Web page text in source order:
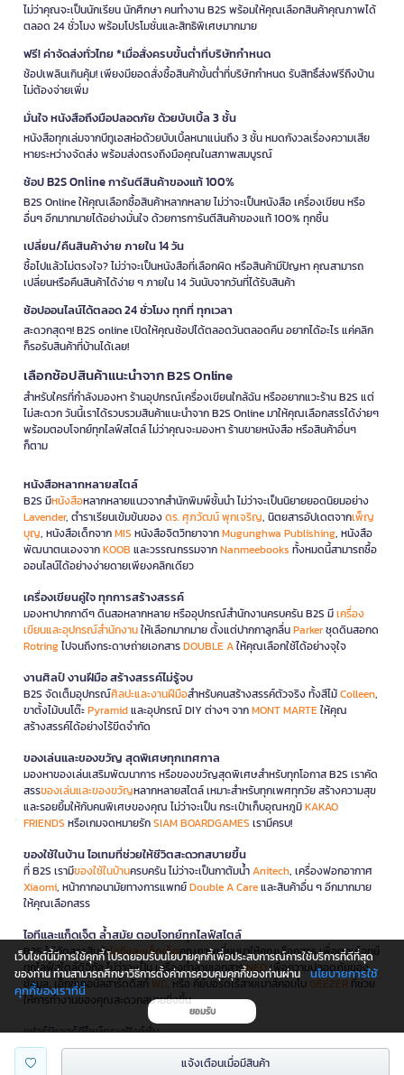
แจ้งเตือนเมื่อมีสินค้า
ไม่ว่าคุณจะเป็นนักเรียน นักศึกษา คนทำงาน B2S พร้อมให้คุณเลือกสินค้าคุณภาพได้
ตลอด 24 ชั่วโมง พร้อมโปรโมชั่นและสิทธิพิเศษมากมาย
ฟรี! ค่าจัดส่งทั่วไทย *เมื่อสั่งครบขั้นต่ำที่บริษัทกำหนด
ช้อปเพลินเกินคุ้ม! เพียงมียอดสั่งซื้อสินค้าขั้นต่ำที่บริษัทกำหนด รับสิทธิ์ส่งฟรีถึงบ้าน
ไม่ต้องจ่ายเพิ่ม
มั่นใจ หนังสือถึงมือปลอดภัย ด้วยบับเบิ้ล 3 ชั้น
หนังสือทุกเล่มจากบีทูเอสห่อด้วยบับเบิ้ลหนาแน่นถึง 3 ชั้น หมดกังวลเรื่องความเสีย
หายระหว่างจัดส่ง พร้อมส่งตรงถึงมือคุณในสภาพสมบูรณ์
ช้อป B2S Online การันตีสินค้าของแท้ 100%
B2S Online ให้คุณเลือกซื้อสินค้าหลากหลาย ไม่ว่าจะเป็นหนังสือ เครื่องเขียน หรือ
อื่นๆ อีกมากมายได้อย่างมั่นใจ ด้วยการการันตีสินค้าของแท้ 100% ทุกชิ้น
เปลี่ยน/คืนสินค้าง่าย ภายใน 14 วัน
ซื้อไปแล้วไม่ตรงใจ? ไม่ว่าจะเป็นหนังสือที่เลือกผิด หรือสินค้ามีปัญหา คุณสามารถ
เปลี่ยนหรือคืนสินค้าได้ง่าย ๆ ภายใน 14 วันนับจากวันที่ได้รับสินค้า
ช้อปออนไลน์ได้ตลอด 24 ชั่วโมง ทุกที่ ทุกเวลา
สะดวกสุดๆ! B2S online เปิดให้คุณช้อปได้ตลอดวันตลอดคืน อยากได้อะไร แค่คลิก
ก็รอรับสินค้าที่บ้านได้เลย!
เลือกช้อปสินค้าแนะนำจาก B2S Online
สำหรับใครที่กำลังมองหา ร้านอุปกรณ์เครื่องเขียนใกล้ฉัน หรืออยากแวะร้าน B2S แต่
ไม่สะดวก วันนี้เราได้รวบรวมสินค้าแนะนำจาก B2S Online มาให้คุณเลือกสรรได้ง่ายๆ
พร้อมตอบโจทย์ทุกไลฟ์สไตล์ ไม่ว่าคุณจะมองหา ร้านขายหนังสือ หรือสินค้าอื่นๆ
ก็ตาม
หนังสือหลากหลายสไตล์
B2S มีหนังสือหลากหลายแนวจากสำนักพิมพ์ชั้นนำ ไม่ว่าจะเป็นนิยายยอดนิยมอย่าง
Lavender, ตำราเรียนเข้มข้นของดร. ศุภวัฒน์ พุกเจริญ, นิตยสารอัปเดตจากเพ็ญ
บุญ, หนังสือเด็กจากMIS หนังสือจิตวิทยาจากMugunghwa Publishing, หนังสือ
พัฒนาตนเองจากKOOB และวรรณกรรมจากNanmeebooks ทั้งหมดนี้สามารถซื้อ
ออนไลน์ได้อย่างง่ายดายเพียงคลิกเดียว
เครื่องเขียนคู่ใจ ทุกการสร้างสรรค์
มองหาปากกาดีๆ ดินสอหลากหลาย หรืออุปกรณ์สำนักงานครบครัน B2S มีเครื่อง
เขียนและอุปกรณ์สำนักงานให้เลือกมากมาย ตั้งแต่ปากกาลูกลื่นParkerชุดดินสอกด
Rotringไปจนถึงกระดาษถ่ายเอกสารDOUBLE Aให้คุณเลือกใช้ได้อย่างจุใจ
งานศิลป์ งานฝีมือ สร้างสรรค์ไม่รู้จบ
B2S จัดเต็มอุปกรณ์ศิลปะและงานฝีมือสำหรับคนสร้างสรรค์ตัวจริง ทั้งสีไม้Colleen,
ขาตั้งไม้บนโต๊ะPyramidและอุปกรณ์ DIY ต่างๆ จากMONT MARTEให้คุณ
สร้างสรรค์ได้อย่างไร้ขีดจำกัด
ของเล่นและของขวัญ สุดพิเศษทุกเทศกาล
มองหาของเล่นเสริมพัฒนาการ หรือของขวัญสุดพิเศษสำหรับทุกโอกาส B2S เราคัด
สรรของเล่นและของขวัญหลากหลายสไตล์ เหมาะสำหรับทุกเพศทุกวัย สร้างความสุข
และรอยยิ้มให้กับคนพิเศษของคุณ ไม่ว่าจะเป็น กระเป๋าเก็บอุณหภูมิKAKAO
FRIENDS หรือเกมจดหมายรักSIAM BOARDGAMES เรามีครบ!
ของใช้ในบ้าน ไอเทมที่ช่วยให้ชีวิตสะดวกสบายขึ้น
ที่ B2S เรามีของใช้ในบ้านครบครัน ไม่ว่าจะเป็นกาต้มน้ำAnitech, เครื่องฟอกอากาศ
Xiaomi, หน้ากากอนามัยทางการแพทย์Double A Careและสินค้าอื่น ๆ อีกมากมาย
ให้คุณเลือกสรร
ไอทีและแก็ดเจ็ต ล้ำสมัย ตอบโจทย์ทุกไลฟ์สไตล์
B2S ได้คัดสรรสินค้าไอทีและแก็ดเจ็ตคุณภาพเยี่ยมมาให้คุณเลือกสรร เพื่อตอบโจทย์
ทุกไลฟ์สไตล์ดิจิทัล ไม่ว่าจะเป็น เครื่องทำลายเอกสารNEOเพื่อความปลอดภัยของ
ข้อมูล, เอ็กซ์เทอนัลฮาร์ดดิสก์ WD, หรือ คีย์บอร์ดไร้สายเมาส์คอมโบ GEEZER ที่ช่วย
ให้การทำงานของคุณสะดวกสบายยิ่งขึ้น
เฟอร์นิเจอร์ดีไซน์ครบฟังก์ชั่น
นอกจากนี้ B2S ยังมีเฟอร์นิเจอร์ครบทุกฟังก์ชันให้คุณได้เลือกสรรเพื่อตกแต่งบ้าน
และที่ทำงาน ไม่ว่าจะเป็นโต๊ะทำงานพับได้ จากแบรนด์ONEหรือ เก้าอี้ทำงาน
เว็บไซต์นี้มีการใช้คุกกี้ โปรดยอมรับนโยบายคุกกี้เพื่อประสบการณ์การใช้บริการที่ดีที่สุด
ของท่าน ท่านสามารถศึกษาวิธีการตั้งค่าการควบคุมคุกกี้ของท่านผ่าน นโยบายการใช้
คุกกี้ของเราที่นี่
ยอมรับ